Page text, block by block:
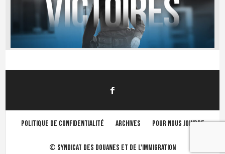
Politique de confidentialité Archives Pour nous joindre
© Syndicat des douanes et de l'immigration